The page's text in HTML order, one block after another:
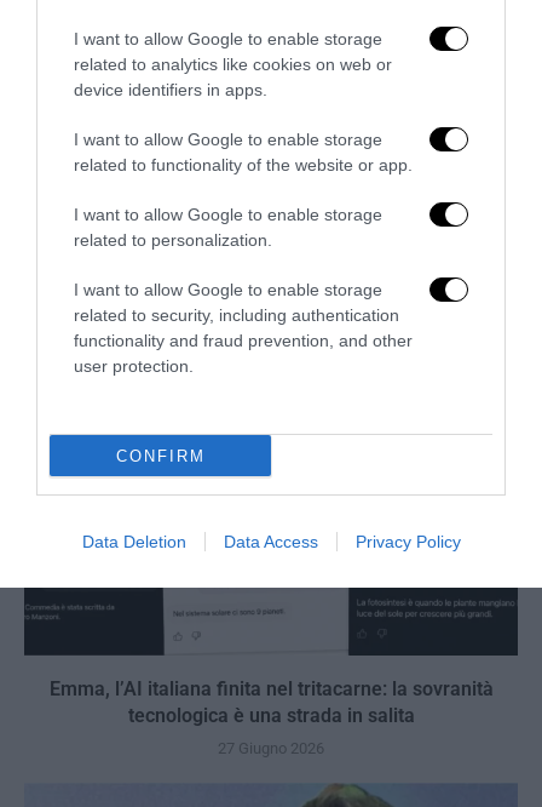
I want to allow Google to enable storage
related to analytics like cookies on web or
device identifiers in apps.
I want to allow Google to enable storage
related to functionality of the website or app.
I want to allow Google to enable storage
related to personalization.
I want to allow Google to enable storage
related to security, including authentication
functionality and fraud prevention, and other
user protection.
CONFIRM
Data Deletion Data Access Privacy Policy
Hawass, il Ponte e le Piramidi: l’egittologo ha capito
27 Giugno 2026
Emma, l’AI italiana finita nel tritacarne: la sovranità
tecnologica è una strada in salita
27 Giugno 2026